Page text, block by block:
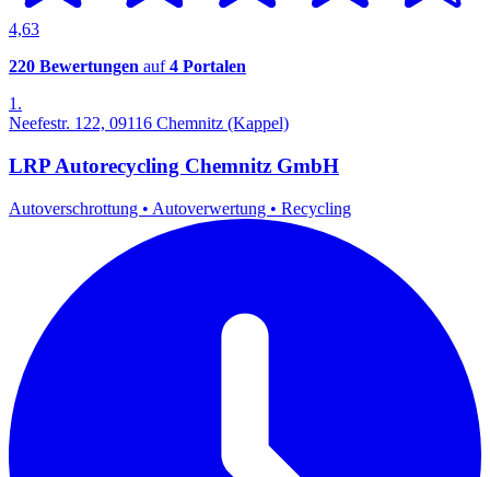
4,63
220 Bewertungen auf4 Portalen
1.
Neefestr. 122, 09116 Chemnitz (Kappel)
LRP Autorecycling Chemnitz GmbH
Autoverschrottung • Autoverwertung • Recycling